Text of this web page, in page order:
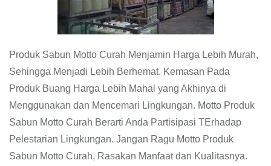
Produk Sabun Motto Curah Menjamin Harga Lebih Murah,
Sehingga Menjadi Lebih Berhemat. Kemasan Pada
Produk Buang Harga Lebih Mahal yang Akhinya di
Menggunakan dan Mencemari Lingkungan. Motto Produk
Sabun Motto Curah Berarti Anda Partisipasi TErhadap
Pelestarian Lingkungan. Jangan Ragu Motto Produk
Sabun Motto Curah, Rasakan Manfaat dan Kualitasnya.